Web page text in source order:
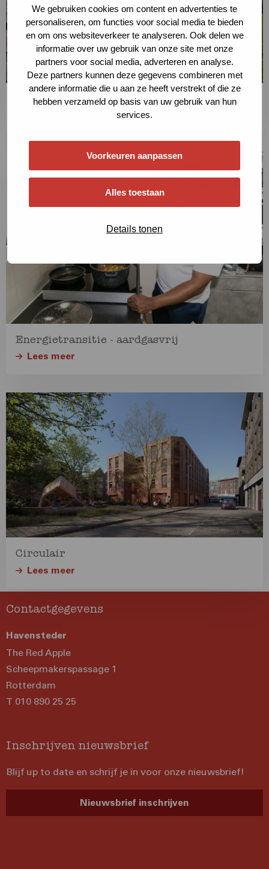
We gebruiken cookies om content en advertenties te
personaliseren, om functies voor social media te bieden
en om ons websiteverkeer te analyseren. Ook delen we
informatie over uw gebruik van onze site met onze
partners voor social media, adverteren en analyse.
Deze partners kunnen deze gegevens combineren met
andere informatie die u aan ze heeft verstrekt of die ze
hebben verzameld op basis van uw gebruik van hun
services.
Voorkeuren aanpassen
Alles toestaan
Details tonen
Klimaatadaptatie
Energietransitie - aardgasvrij
Lees meer
meer
Circulair
Lees meer
Lees
meer
over
Lees
meer
Contactgegevens
Havensteder
The Red Apple
Scheepmakerspassage 1
Rotterdam
T 010 890 25 25
Inschrijven nieuwsbrief
Blijf up to date en schrijf je in voor onze nieuwsbrief!
Nieuwsbrief inschrijven